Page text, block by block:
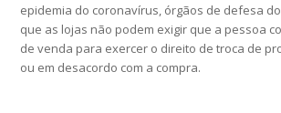
epidemia do coronavírus, órgãos de defesa
que as lojas não podem exigir que a pessoa
de venda para exercer o direito de troca de
ou em desacordo com a compra.